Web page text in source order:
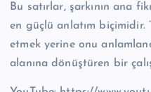
Bu satırlar, şarkının ana
en güçlü anlatım biçimidir.
etmek yerine onu
alanına dönüştüren bir